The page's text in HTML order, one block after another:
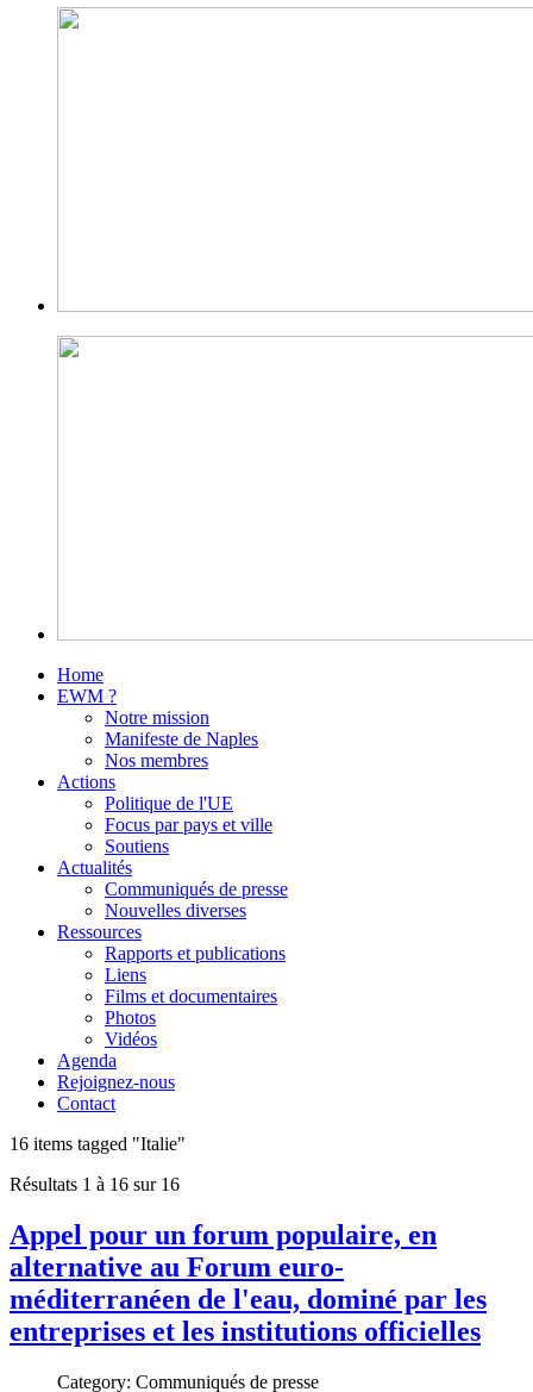
Home
EWM ?
Notre mission
Manifeste de Naples
Nos membres
Actions
Politique de l'UE
Focus par pays et ville
Soutiens
Actualités
Communiqués de presse
Nouvelles diverses
Ressources
Rapports et publications
Liens
Films et documentaires
Photos
Vidéos
Agenda
Rejoignez-nous
Contact
16 items tagged "Italie"
Résultats 1 à 16 sur 16
Appel pour un forum populaire, en
alternative au Forum euro-
méditerranéen de l'eau, dominé par les
entreprises et les institutions officielles
Category: Communiqués de presse